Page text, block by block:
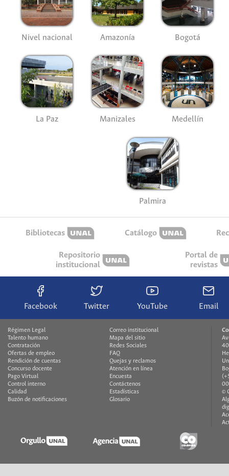
Nivel nacional Amazonía Bogotá
La Paz Manizales Medellín
Palmira
Bibliotecas Catálogo
Repositorio
institucional
Portal de
revistas
Facebook Twitter YouTube Email
Régimen Legal
Talento humano
Contratación
Ofertas de empleo
Rendición de cuentas
Concurso docente
Pago Virtual
Control interno
Calidad
Buzón de notificaciones
Correo institucional
Mapa del sitio
Redes Sociales
FAQ
Quejas y reclamos
Atención en línea
Encuesta
Contáctenos
Estadísticas
Glosario
©